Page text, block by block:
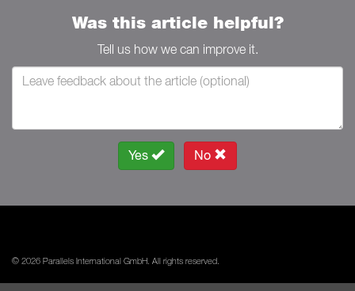
Was this article helpful?
Tell us how we can improve it.
Yes No
© 2026 Parallels International GmbH. All rights reserved.